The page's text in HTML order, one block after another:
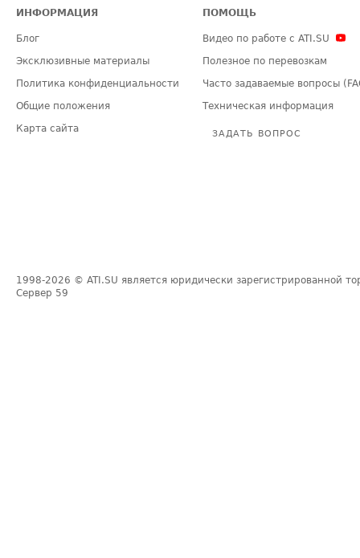
ИНФОРМАЦИЯ
Блог
Эксклюзивные материалы
Политика конфиденциальности
Общие положения
Карта сайта
ПОМОЩЬ
Видео по работе с ATI.SU
Полезное по перевозкам
Часто задаваемые вопросы
Техническая информация
ЗАДАТЬ ВОПРОС
1998-2026 © ATI.SU является юридически зарегистрированной
Сервер 59